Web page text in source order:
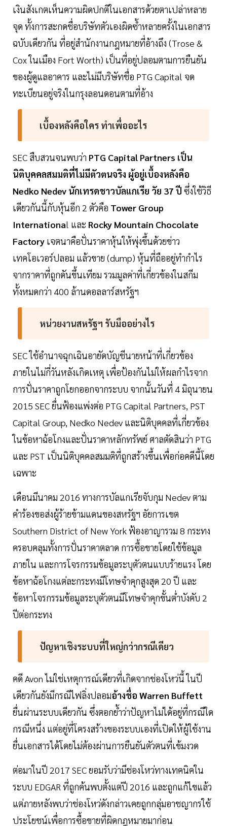
เงินสังเกตเห็นความผิดปกติในเอกสารด้วยตาเปล่าหลาย
จุด ทั้งการสะกดชื่อบริษัทตัวเองผิดซ้ำหลายครั้งในเอกสาร
ฉบับเดียวกัน ที่อยู่สำนักงานกฎหมายที่อ้างถึง (Trose &
Cox ในเมือง Fort Worth) เป็นที่อยู่ปลอมตามการยืนยัน
ของผู้ดูแลอาคาร และไม่มีบริษัทชื่อ PTG Capital จด
ทะเบียนอยู่จริงในกรุงลอนดอนตามที่อ้าง
เบื้องหลังคือใคร ทำเพื่ออะไร
SEC สืบสวนจนพบว่า PTG Capital Partners เป็น
นิติบุคคลสมมติที่ไม่มีตัวตนจริง ผู้อยู่เบื้องหลังคือ
Nedko Nedev นักเทรดชาวบัลแกเรีย วัย 37 ปี ซึ่งใช้วิธี
เดียวกันนี้กับหุ้นอีก 2 ตัวคือ Tower Group
International และ Rocky Mountain Chocolate
Factory เจตนาคือปั่นราคาหุ้นให้พุ่งขึ้นด้วยข่าว
เทคโอเวอร์ปลอม แล้วขาย (dump) หุ้นที่ถืออยู่ทำกำไร
จากราคาที่ถูกดันขึ้นเทียม รวมมูลค่าที่เกี่ยวข้องในสกีม
ทั้งหมดกว่า 400 ล้านดอลลาร์สหรัฐฯ
หน่วยงานสหรัฐฯ รับมืออย่างไร
SEC ใช้อำนาจฉุกเฉินอายัดบัญชีนายหน้าที่เกี่ยวข้อง
ภายในไม่กี่วันหลังเกิดเหตุ เพื่อป้องกันไม่ให้ผลกำไรจาก
การปั่นราคาถูกโยกออกจากระบบ จากนั้นวันที่ 4 มิถุนายน
2015 SEC ยื่นฟ้องแพ่งต่อ PTG Capital Partners, PST
Capital Group, Nedko Nedev และนิติบุคคลที่เกี่ยวข้อง
ในข้อหาฉ้อโกงและปั่นราคาหลักทรัพย์ ศาลตัดสินว่า PTG
และ PST เป็นนิติบุคคลสมมติที่ถูกสร้างขึ้นเพื่อก่อคดีนี้โดย
เฉพาะ
เดือนมีนาคม 2016 ทางการบัลแกเรียจับกุม Nedev ตาม
คำร้องขอส่งผู้ร้ายข้ามแดนของสหรัฐฯ อัยการเขต
Southern District of New York ฟ้องอาญารวม 8 กระทง
ครอบคลุมทั้งการปั่นราคาตลาด การซื้อขายโดยใช้ข้อมูล
ภายใน และการโจรกรรมข้อมูลระบุตัวตนแบบร้ายแรง โดย
ข้อหาฉ้อโกงแต่ละกระทงมีโทษจำคุกสูงสุด 20 ปี และ
ข้อหาโจรกรรมข้อมูลระบุตัวตนมีโทษจำคุกขั้นต่ำบังคับ 2
ปีต่อกระทง
ปัญหาเชิงระบบที่ใหญ่กว่ากรณีเดียว
คดี Avon ไม่ใช่เหตุการณ์เดียวที่เกิดจากช่องโหว่นี้ ในปี
เดียวกันยังมีกรณีไฟลิ่งปลอมอ้างชื่อ Warren Buffett
ยื่นผ่านระบบเดียวกัน ซึ่งตอกย้ำว่าปัญหาไม่ได้อยู่ที่กรณีใด
กรณีหนึ่ง แต่อยู่ที่โครงสร้างของระบบเองที่เปิดให้ผู้ใช้งาน
ยื่นเอกสารได้โดยไม่ต้องผ่านการยืนยันตัวตนที่เข้มงวด
ต่อมาในปี 2017 SEC ยอมรับว่ามีช่องโหว่ทางเทคนิคใน
ระบบ EDGAR ที่ถูกค้นพบตั้งแต่ปี 2016 และถูกแก้ไขแล้ว
แต่ภายหลังพบว่าช่องโหว่ดังกล่าวเคยถูกกลุ่มอาชญากรใช้
ประโยชน์เพื่อการซื้อขายที่ผิดกฎหมายมาก่อน